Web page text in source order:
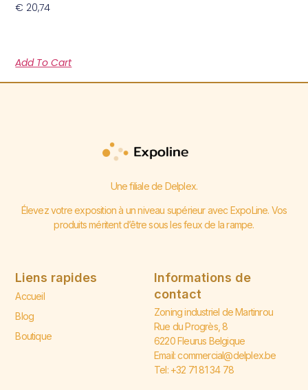
€ 20,74
Add To Cart
Une filiale de Delplex.
Élevez votre exposition à un niveau supérieur avec ExpoLine. Vos
produits méritent d’être sous les feux de la rampe.
Liens rapides
Accueil
Blog
Boutique
Informations de
contact
Zoning industriel de Martinrou
Rue du Progrès, 8
6220 Fleurus Belgique
Email: commercial@delplex.be
Tel: +32 71 81 34 78